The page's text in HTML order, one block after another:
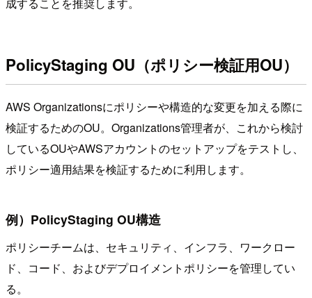
成することを推奨します。
PolicyStaging OU（ポリシー検証用OU）
AWS Organizationsにポリシーや構造的な変更を加える際に
検証するためのOU。Organizations管理者が、これから検討
しているOUやAWSアカウントのセットアップをテストし、
ポリシー適用結果を検証するために利用します。
例）PolicyStaging OU構造
ポリシーチームは、セキュリティ、インフラ、ワークロー
ド、コード、およびデプロイメントポリシーを管理してい
る。